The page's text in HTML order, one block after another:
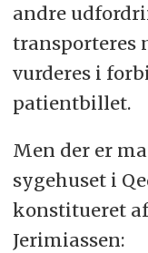
andre
transporteres
vurderes i
patientbillet.
Men der er
sygehuset i
konstitueret
Jerimiassen: